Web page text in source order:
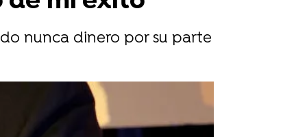
nunca dinero por su parte